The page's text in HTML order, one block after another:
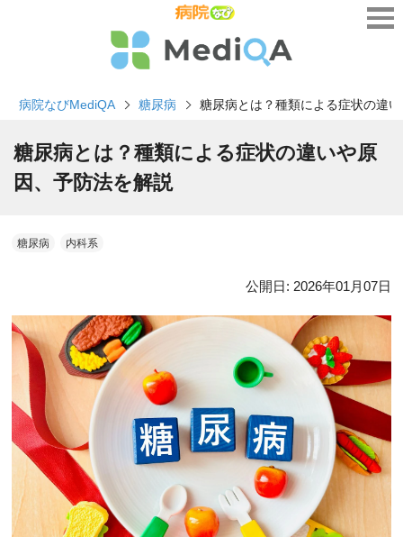
病院なびMediQA 糖尿病 糖尿病とは？種類による症状の違
糖尿病とは？種類による症状の違いや原
因、予防法を解説
糖尿病 内科系
公開日: 2026年01月07日